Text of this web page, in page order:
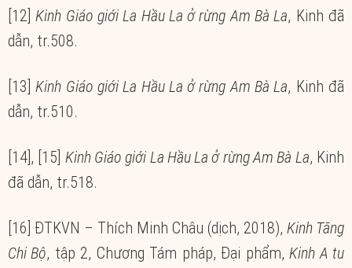
[12]Kinh Giáo giới La Hầu La ở rừng Am Bà La, Kinh đã
dẫn, tr.508.
[13]Kinh Giáo giới La Hầu La ở rừng Am Bà La, Kinh đã
dẫn, tr.510.
[14], [15] Kinh Giáo giới La Hầu La ở rừng Am Bà La, Kinh
đã dẫn, tr.518.
[16] ĐTKVN – Thích Minh Châu (dịch, 2018), Kinh Tăng
Chi Bộ, tập 2, Chương Tám pháp, Đại phẩm,Kinh A tu